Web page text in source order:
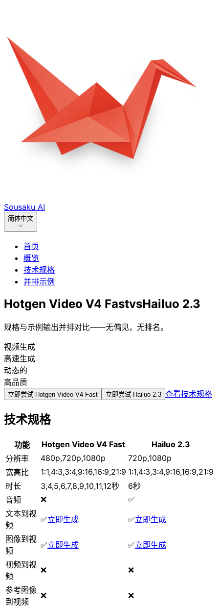
Sousaku AI
简体中文
首页
概览
技术规格
并排示例
Hotgen Video V4 FastvsHailuo 2.3
规格与示例输出并排对比——无偏见，无排名。
视频生成
高速生成
动态的
高品质
立即尝试 Hotgen Video V4 Fast 立即尝试 Hailuo 2.3 查看技术规格
技术规格
功能 Hotgen Video V4 Fast
Hailuo 2.3
分辨率
480p,720p,1080p
720p,1080p
宽高比
1:1,4:3,3:4,9:16,16:9,21:9 1:1,4:3,3:4,9:16,16:9,21:9
时长
3,4,5,6,7,8,9,10,11,12秒
6秒
音频
❌
✅
文本到视
频
✅立即生成 ✅立即生成
图像到视
频
✅立即生成 ✅立即生成
视频到视
频
❌ ❌
参考图像
到视频
❌ ❌